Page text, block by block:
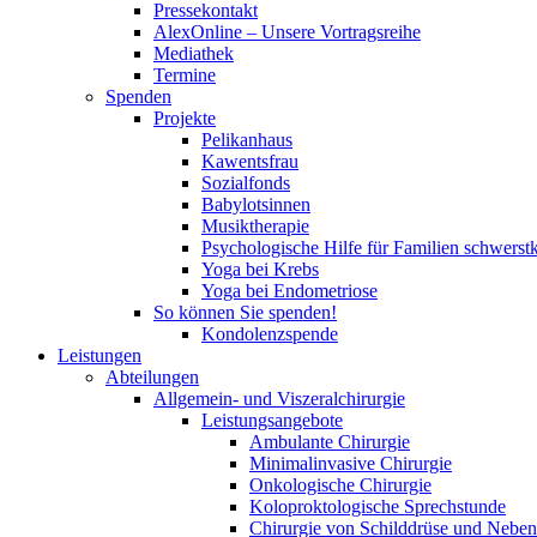
Pressekontakt
AlexOnline – Unsere Vortragsreihe
Mediathek
Termine
Spenden
Projekte
Pelikanhaus
Kawentsfrau
Sozialfonds
Babylotsinnen
Musiktherapie
Psychologische Hilfe für Familien
Yoga bei Krebs
Yoga bei Endometriose
So können Sie spenden!
Kondolenzspende
Leistungen
Abteilungen
Allgemein- und Viszeralchirurgie
Leistungsangebote
Ambulante Chirurgie
Minimalinvasive Chirurgie
Onkologische Chirurgie
Koloproktologische Sprechstunde
Chirurgie von Schilddrüse und